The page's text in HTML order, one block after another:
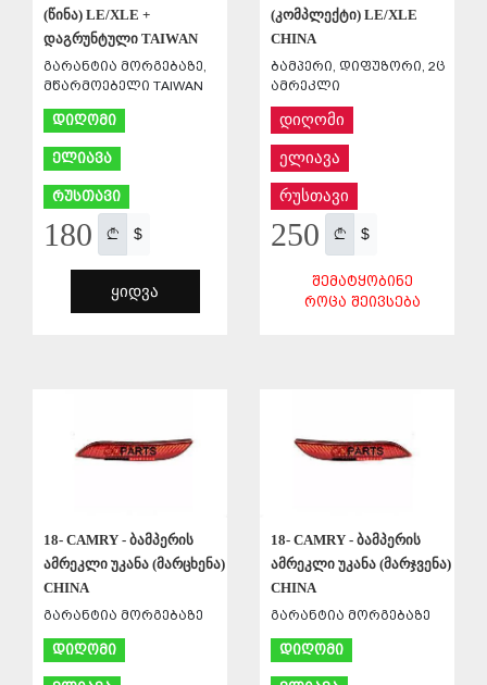
(წინა) LE/XLE +
დაგრუნტული TAIWAN
გარანტია მორგებაზე,
მწარმოებელი TAIWAN
დიღომი
ელიავა
რუსთავი
180 $
ᲧᲘᲓᲕᲐ
(კომპლექტი) LE/XLE
CHINA
ბამპერი, დიფუზორი, 2ც
ამრეკლი
დიღომი
ელიავა
რუსთავი
250 $
ᲨᲔᲛᲐᲢᲧᲝᲑᲘᲜᲔ
ᲠᲝᲪᲐ ᲨᲔᲘᲕᲡᲔᲑᲐ
18- CAMRY - ბამპერის
ამრეკლი უკანა (მარცხენა)
CHINA
გარანტია მორგებაზე
დიღომი
18- CAMRY - ბამპერის
ამრეკლი უკანა (მარჯვენა)
CHINA
გარანტია მორგებაზე
დიღომი